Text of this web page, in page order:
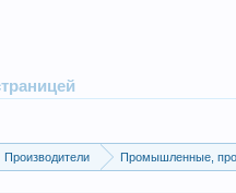
Производители Промышленные,